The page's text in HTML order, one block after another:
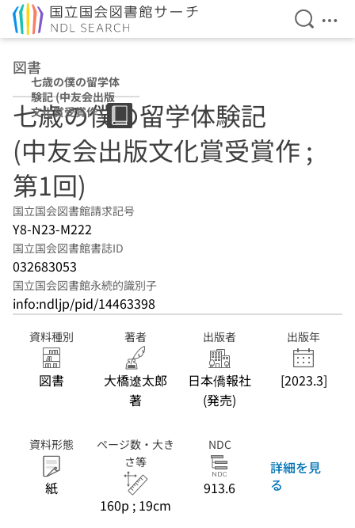
検索を
メ
図書
七歳の僕の留学体
験記 (中友会出版
文化賞受賞作 ; 第
1回)
七歳の僕の留学体験記
(中友会出版文化賞受賞作 ;
第1回)
国立国会図書館請求記号
Y8-N23-M222
国立国会図書館書誌ID
032683053
国立国会図書館永続的識別子
info:ndljp/pid/14463398
資料種別
図書
著者
大橋遼太郎
著
出版者
日本僑報社
(発売)
出版年
[2023.3]
資料形態
紙
ページ数・大き
さ等
160p ; 19cm
NDC
913.6
詳細を見
る